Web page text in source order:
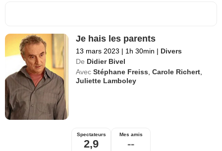
Je hais les parents
13 mars 2023 | 1h 30min | Divers
De Didier Bivel
Avec Stéphane Freiss,Carole Richert,
Juliette Lamboley
Spectateurs
2,9
Mes amis
--